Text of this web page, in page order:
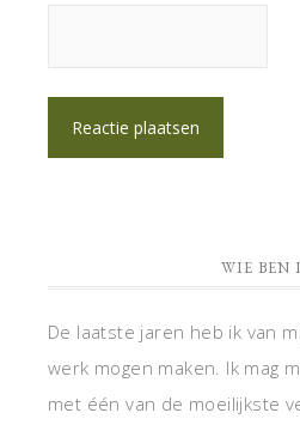
WIE BEN
De laatste jaren heb ik van
werk mogen maken. Ik mag
met één van de moeilijkste